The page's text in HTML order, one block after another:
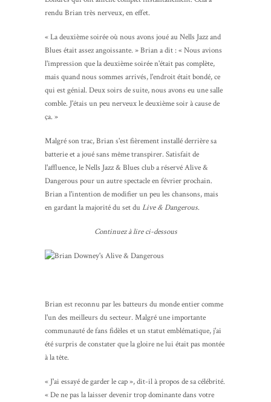
rendu Brian très nerveux, en effet.
« La deuxième soirée où nous avons joué au Nells Jazz and
Blues était assez angoissante. » Brian a dit : « Nous avions
l'impression que la deuxième soirée n'était pas complète,
mais quand nous sommes arrivés, l'endroit était bondé, ce
qui est génial. Deux soirs de suite, nous avons eu une salle
comble. J'étais un peu nerveux le deuxième soir à cause de
ça. »
Malgré son trac, Brian s'est fièrement installé derrière sa
batterie et a joué sans même transpirer. Satisfait de
l'affluence, le Nells Jazz & Blues club a réservé Alive &
Dangerous pour un autre spectacle en février prochain.
Brian a l'intention de modifier un peu les chansons, mais
en gardant la majorité du set duLive & Dangerous.
Continuez à lire ci-dessous
Brian est reconnu par les batteurs du monde entier comme
l'un des meilleurs du secteur. Malgré une importante
communauté de fans fidèles et un statut emblématique, j'ai
été surpris de constater que la gloire ne lui était pas montée
à la tête.
« J'ai essayé de garder le cap », dit-il à propos de sa célébrité.
« De ne pas la laisser devenir trop dominante dans votre